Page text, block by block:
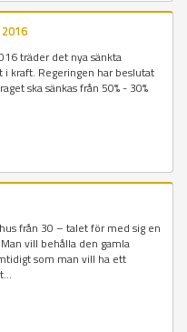
träder det nya sänkta
i kraft. Regeringen har beslutat
ska sänkas från 50% - 30%
från 30 – talet för med sig en
vill behålla den gamla
som man vill ha ett